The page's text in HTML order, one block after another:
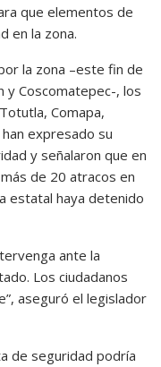
que elementos de
en la zona.
la zona –este fin de
y Coscomatepec-, los
Comapa,
expresado su
y señalaron que en
de 20 atracos en
estatal haya detenido
ante la
Los ciudadanos
aseguró el legislador
de seguridad podría